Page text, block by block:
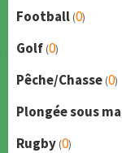
Football(0)
Golf(0)
Pêche/Chasse(0)
Plongée sous
Rugby(0)